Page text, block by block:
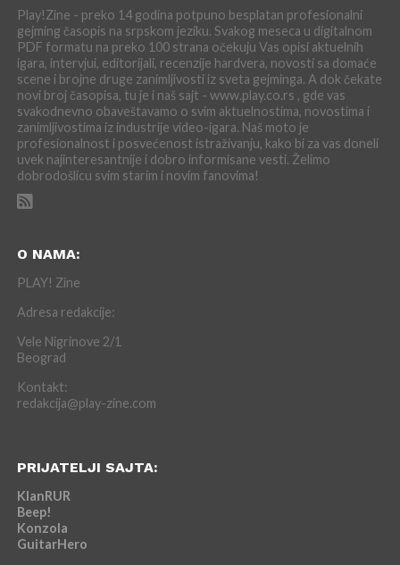
Play!Zine - preko 14 godina potpuno besplatan profesionalni
gejming časopis na srpskom jeziku. Svakog meseca u digitalnom
PDF formatu na preko 100 strana očekuju Vas opisi aktuelnih
igara, intervjui, editorijali, recenzije hardvera, novosti sa domaće
scene i brojne druge zanimljivosti iz sveta gejminga. A dok čekate
novi broj časopisa, tu je i naš sajt - www.play.co.rs , gde vas
svakodnevno obaveštavamo o svim aktuelnostima, novostima i
zanimljivostima iz industrije video-igara. Naš moto je
profesionalnost i posvećenost istraživanju, kako bi za vas doneli
uvek najinteresantnije i dobro informisane vesti. Želimo
dobrodošlicu svim starim i novim fanovima!
O NAMA:
PLAY! Zine
Adresa redakcije:
Vele Nigrinove 2/1
Beograd
Kontakt:
redakcija@play-zine.com
PRIJATELJI SAJTA:
KlanRUR
Beep!
Konzola
GuitarHero